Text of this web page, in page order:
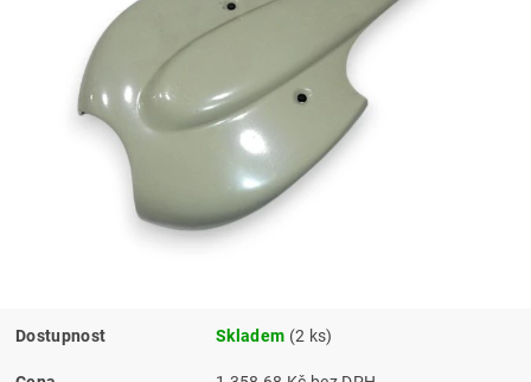
Dostupnost Skladem (2 ks)